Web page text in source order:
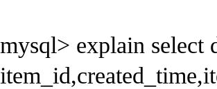
mysql> explain select